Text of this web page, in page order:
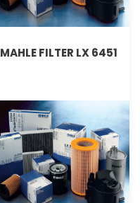
MAHLE FILTER LX 6451